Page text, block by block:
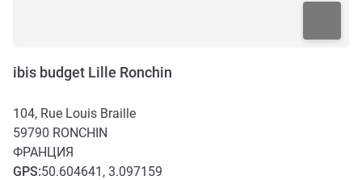
ibis budget Lille Ronchin
104, Rue Louis Braille
59790 RONCHIN
ФРАНЦИЯ
GPS:50.604641, 3.097159